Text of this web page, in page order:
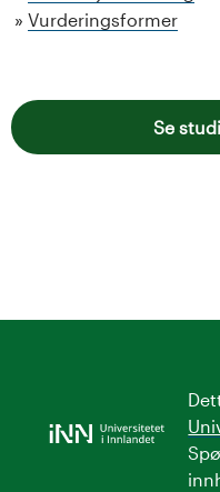
Vurderingsformer
Se